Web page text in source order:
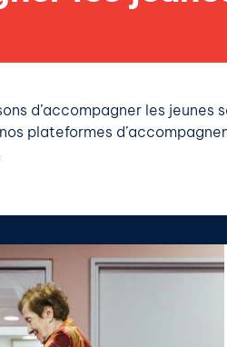
d’accompagner les jeunes
plateformes